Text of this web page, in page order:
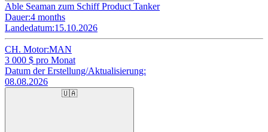
Able Seaman zum Schiff Product Tanker
Dauer:4 months
Landedatum:15.10.2026
CH. Motor:MAN
3 000 $ pro Monat
Datum der Erstellung/Aktualisierung:
08.08.2026
🇺🇦